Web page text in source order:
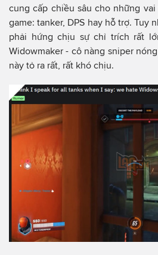
cung cấp chiều sâu cho những
game: tanker, DPS hay hỗ trợ. Tuy
phải hứng chịu sự chỉ trích rất
Widowmaker - cô nàng sniper
này tỏ ra rất, rất khó chịu.